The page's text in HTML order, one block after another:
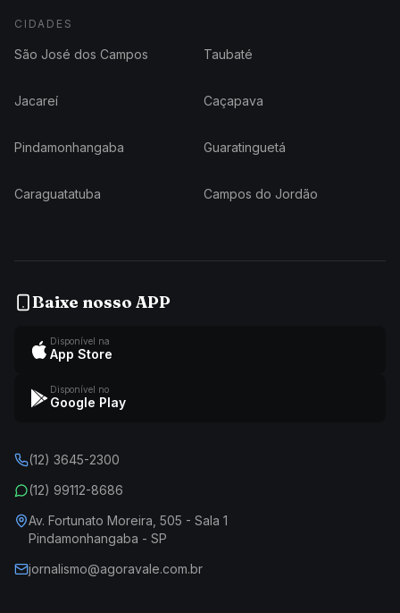
CIDADES
São José dos Campos Taubaté
Jacareí Caçapava
Pindamonhangaba Guaratinguetá
Caraguatatuba Campos do Jordão
Baixe nosso APP
Disponível na
App Store
Disponível no
Google Play
(12) 3645-2300
(12) 99112-8686
Av. Fortunato Moreira, 505 - Sala 1
Pindamonhangaba - SP
jornalismo@agoravale.com.br